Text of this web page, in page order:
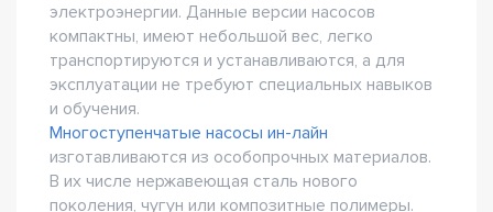
электроэнергии. Данные версии насосов
компактны, имеют небольшой вес, легко
транспортируются и устанавливаются, а для
эксплуатации не требуют специальных навыков
и обучения.
Многоступенчатые насосы ин-лайн
изготавливаются из особопрочных материалов.
В их числе нержавеющая сталь нового
поколения, чугун или композитные полимеры.